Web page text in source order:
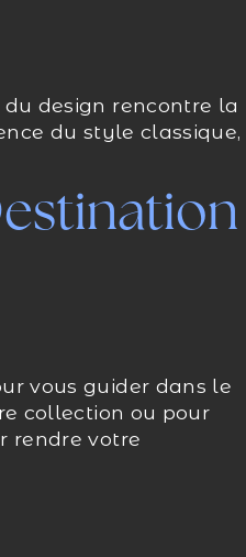
design rencontre la
du style classique,
vous guider dans le
collection ou pour
rendre votre